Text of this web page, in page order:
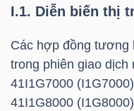
I.1. Diễn biến thị
Các hợp đồng tương
trong phiên giao dịch
41I1G7000
41I1G8000
CHÍNH
HÀNG